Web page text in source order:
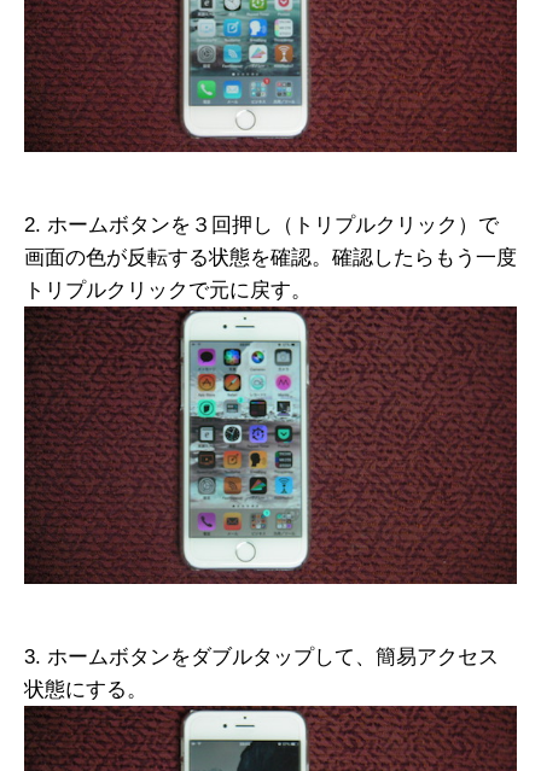
2. ホームボタンを３回押し（トリプルクリック）で
画面の色が反転する状態を確認。確認したらもう一度
トリプルクリックで元に戻す。
3. ホームボタンをダブルタップして、簡易アクセス
状態にする。